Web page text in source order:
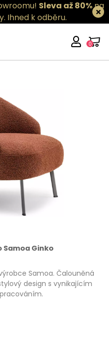
Sleva až 80%na
Ihned k odběru.
0
Ginko
Samoa. Čalouněná
design s vynikajícím